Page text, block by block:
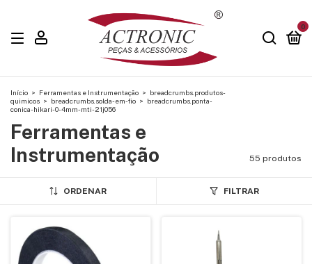
0
Início > Ferramentas e Instrumentação > breadcrumbs.produtos-
quimicos > breadcrumbs.solda-em-fio > breadcrumbs.ponta-
conica-hikari-0-4mm-mti-21j056
Ferramentas e
Instrumentação
55 produtos
ORDENAR FILTRAR